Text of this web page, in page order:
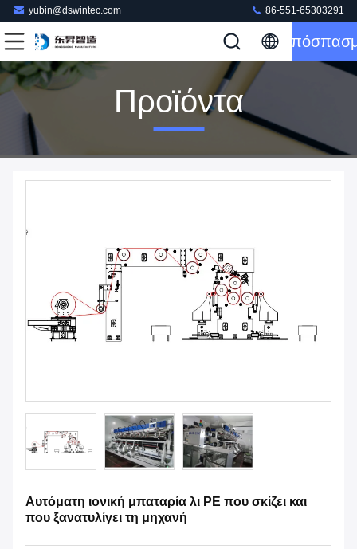
yubin@dswintec.com 86-551-65303291
Προϊόντα
Αυτόματη ιονική μπαταρία λι PE που σκίζει και
που ξανατυλίγει τη μηχανή